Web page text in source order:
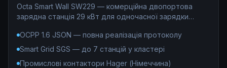
Octa Smart Wall SW229 — комерційна двопортова
зарядна станція 29 кВт для одночасної зарядки
(Type 1, 7,4 кВт). Ідеальне рішення для монетизації
паркінгів ЖК, готелів та бізнес-центрів: OCPP 1.6
OCPP 1.6 JSON — повна реалізація протоколу
Smart Grid SGS — до 7 станцій у кластері
Промислові контактори Hager (Німеччина)